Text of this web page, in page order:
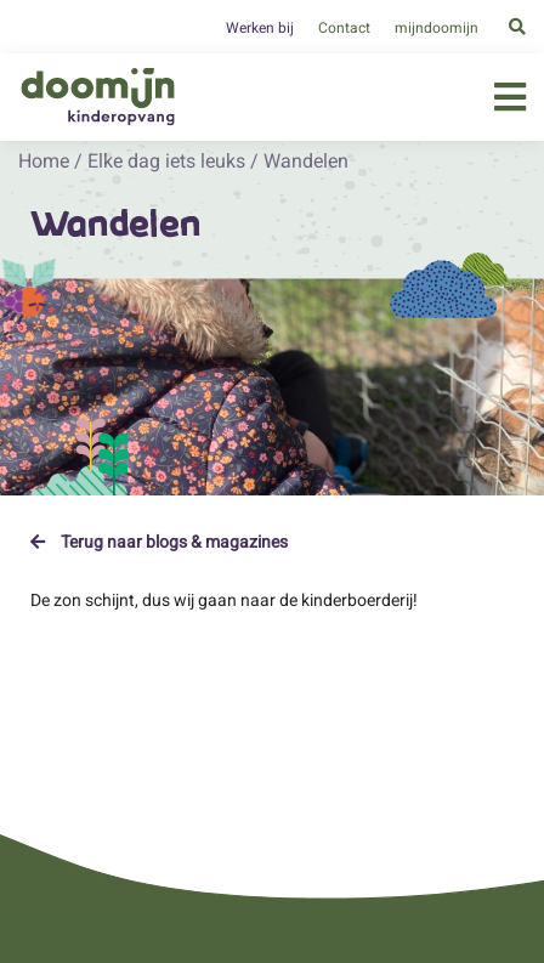
Werken bij Contact mijndoomijn
Home / Elke dag iets leuks / Wandelen
Wandelen
Terug naar blogs & magazines
De zon schijnt, dus wij gaan naar de kinderboerderij!